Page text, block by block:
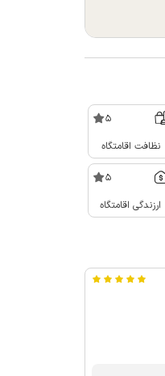
5
نظافت اقامتگاه
5
ارزندگی اقامتگاه